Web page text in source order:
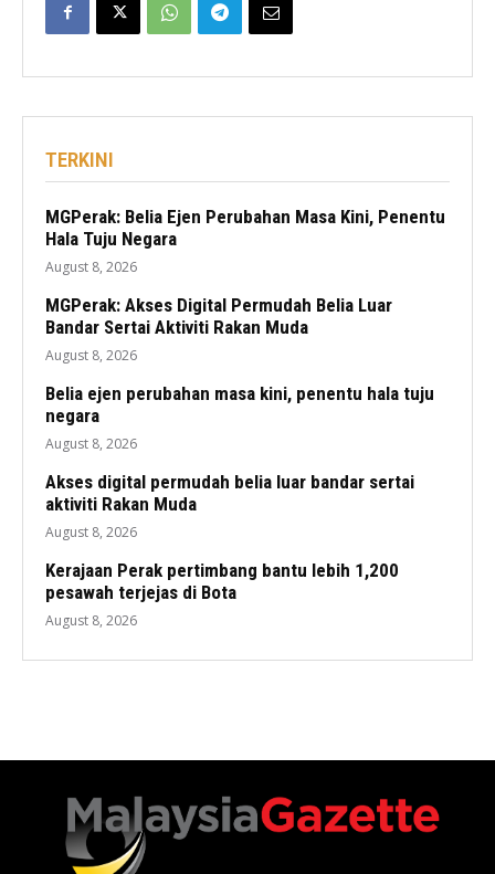
TERKINI
MGPerak: Belia Ejen Perubahan Masa Kini, Penentu
Hala Tuju Negara
August 8, 2026
MGPerak: Akses Digital Permudah Belia Luar
Bandar Sertai Aktiviti Rakan Muda
August 8, 2026
Belia ejen perubahan masa kini, penentu hala tuju
negara
August 8, 2026
Akses digital permudah belia luar bandar sertai
aktiviti Rakan Muda
August 8, 2026
Kerajaan Perak pertimbang bantu lebih 1,200
pesawah terjejas di Bota
August 8, 2026